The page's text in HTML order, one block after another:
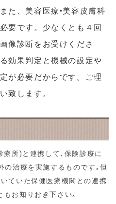
た、美容医療•美容皮膚科
要です。少なくとも４回
像診断をお受けくださ
効果判定と機械の設定や
が必要だからです。ご理
致します。
所)と連携して､保険診療に
の治療を実施するものです｡但
ていた保健医療機関との連携
もお知りおき下さい｡